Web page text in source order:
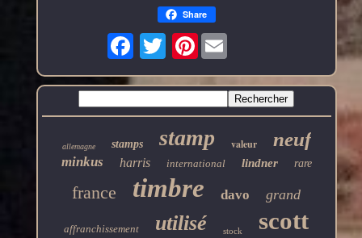
Share
Pinterest
allemagne stamps stamp valeur neuf
minkus harris international lindner rare
france timbre davo grand
affranchissement utilisé stock scott